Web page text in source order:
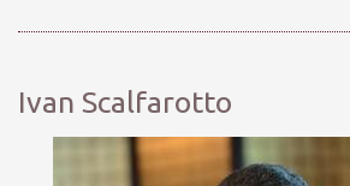
Ivan Scalfarotto